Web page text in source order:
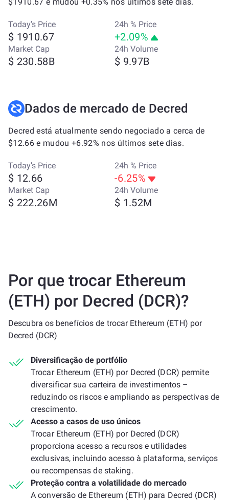
Today’s Price
$ 1910.67
24h % Price
+2.09%
Market Cap
$ 230.58B
24h Volume
$ 9.97B
Dados de mercado de Decred
Decred está atualmente sendo negociado a cerca de
$12.66 e mudou +6.92% nos últimos sete dias.
Today’s Price
$ 12.66
24h % Price
-6.25%
Market Cap
$ 222.26M
24h Volume
$ 1.52M
Por que trocar Ethereum
(ETH) por Decred (DCR)?
Descubra os benefícios de trocar Ethereum (ETH) por
Decred (DCR)
Diversificação de portfólio
Trocar Ethereum (ETH) por Decred (DCR) permite
diversificar sua carteira de investimentos –
reduzindo os riscos e ampliando as perspectivas de
crescimento.
Acesso a casos de uso únicos
Trocar Ethereum (ETH) por Decred (DCR)
proporciona acesso a recursos e utilidades
exclusivas, incluindo acesso à plataforma, serviços
ou recompensas de staking.
Proteção contra a volatilidade do mercado
A conversão de Ethereum (ETH) para Decred (DCR)